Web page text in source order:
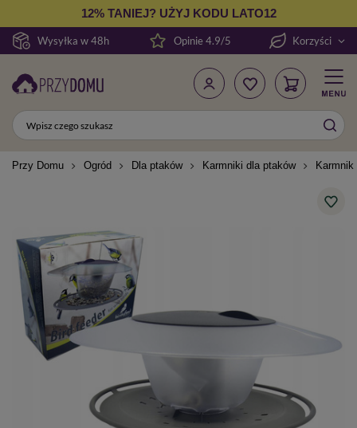
Wysyłka w 48h
12% TANIEJ? UŻYJ KODU LATO12
Opinie 4.9/5 Korzyści
Przy Domu Ogród Dla ptaków Karmniki dla ptaków